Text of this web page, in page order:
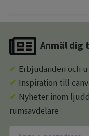
Anmäl dig
✔ Erbjudanden och
✔ Inspiration till
✔ Nyheter inom
rumsavdelare